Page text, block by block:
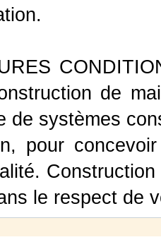
de
de systèmes
pour
le respect de